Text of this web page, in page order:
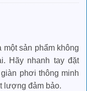
sản phẩm không
Hãy nhanh tay đặt
phơi thông minh
lượng đảm bảo.